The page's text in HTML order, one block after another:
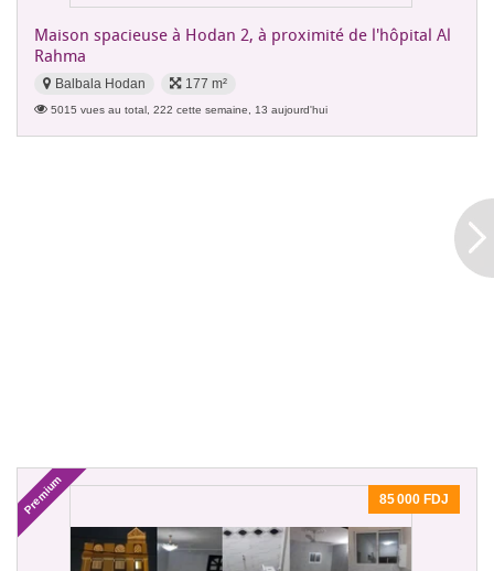
Maison spacieuse à Hodan 2, à proximité de l'hôpital Al
Rahma
Balbala Hodan 177 m²
5015 vues au total, 222 cette semaine, 13 aujourd'hui
Premium 85 000 FDJ